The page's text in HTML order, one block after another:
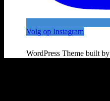
Volg op Instagram
WordPress Theme built by